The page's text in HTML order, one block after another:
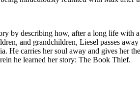
by describing how, after a long life with a
and grandchildren, Liesel passes away
He carries her soul away and gives her
he learned her story: The Book Thief.